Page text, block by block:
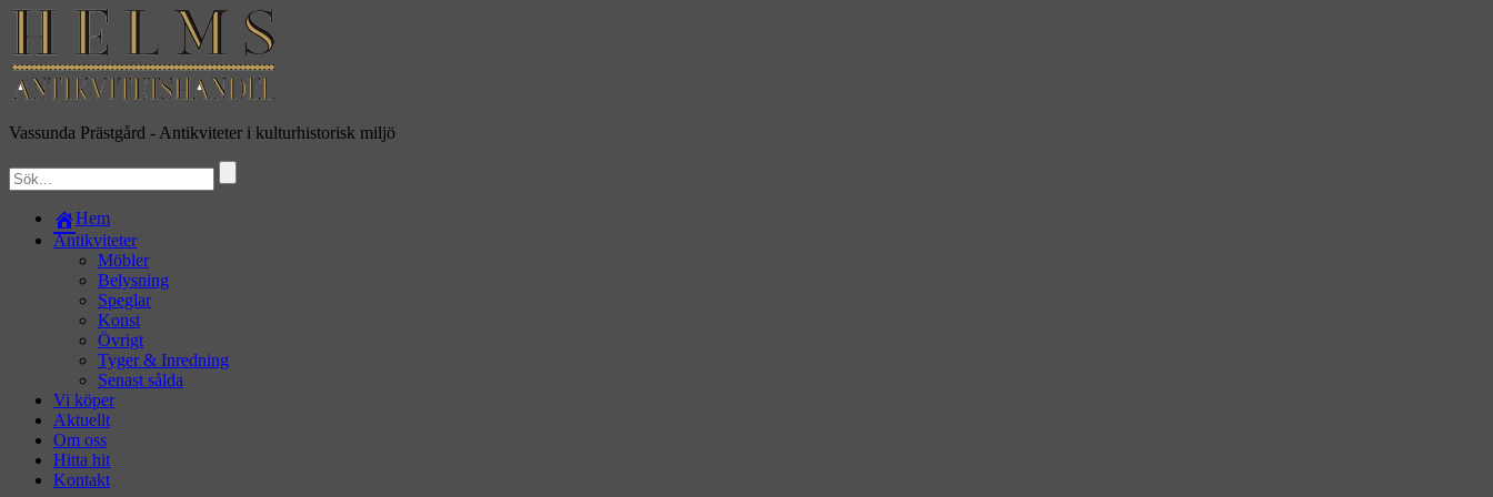
Vassunda Prästgård - Antikviteter i kulturhistorisk miljö
Hem
Antikviteter
Möbler
Belysning
Speglar
Konst
Övrigt
Tyger & Inredning
Senast sålda
Vi köper
Aktuellt
Om oss
Hitta hit
Kontakt